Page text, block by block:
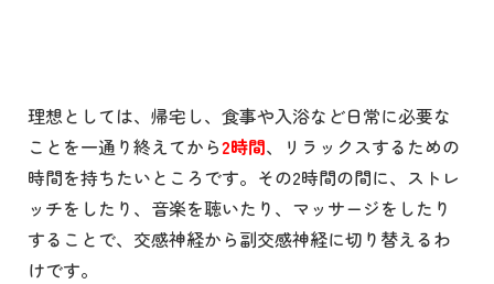
理想としては、帰宅し、食事や入浴など日常に必要な
ことを一通り終えてから2時間、リラックスするための
時間を持ちたいところです。その2時間の間に、ストレ
ッチをしたり、音楽を聴いたり、マッサージをしたり
することで、交感神経から副交感神経に切り替えるわ
けです。